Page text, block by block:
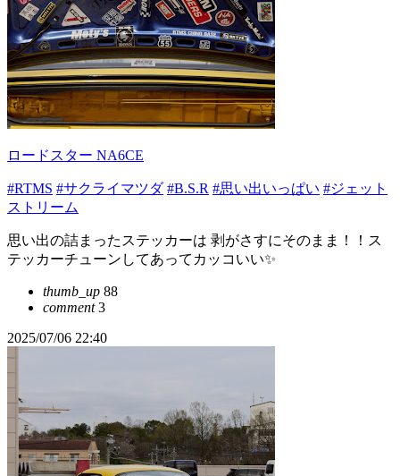
ロードスター NA6CE
#RTMS #サクライマツダ #B.S.R #思い出いっぱい #ジェット
ストリーム
思い出の詰まったステッカーは 剥がさすにそのまま！！ス
テッカーチューンしてあってカッコいい✨
thumb_up 88
comment3
2025/07/06 22:40